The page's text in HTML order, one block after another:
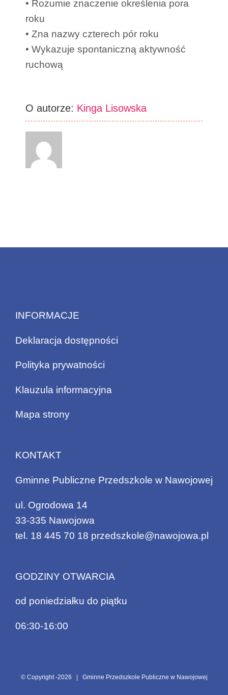
• Rozumie znaczenie określenia pora
roku
• Zna nazwy czterech pór roku
• Wykazuje spontaniczną aktywność
ruchową
O autorze: Kinga Lisowska
INFORMACJE
Deklaracja dostępności
Polityka prywatności
Klauzula informacyjna
Mapa strony
KONTAKT
Gminne Publiczne Przedszkole w Nawojowej
ul. Ogrodowa 14
33-335 Nawojowa
tel. 18 445 70 18 przedszkole@nawojowa.pl
GODZINY OTWARCIA
od poniedziałku do piątku
06:30-16:00
© Copyright -2026 | Gminne Przedszkole Publiczne w Nawojowej